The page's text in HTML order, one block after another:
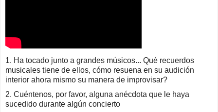
1. Ha tocado junto a grandes músicos... Qué recuerdos
musicales tiene de ellos, cómo resuena en su audición
interior ahora mismo su manera de improvisar?
2. Cuéntenos, por favor, alguna anécdota que le haya
sucedido durante algún concierto